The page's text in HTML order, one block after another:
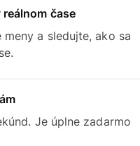
čase
a sledujte, ako sa
Je úplne zadarmo